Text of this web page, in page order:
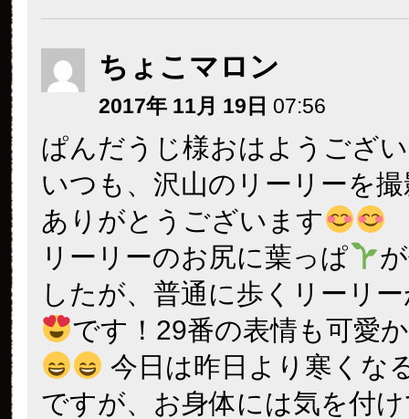
ちょこマロン
2017年 11月 19日 07:56
ぱんだうじ様おはようござ
いつも、沢山のリーリーを
ありがとうございます
リーリーのお尻に葉っぱ
したが、普通に歩くリーリ
です！29番の表情も可愛
今日は昨日より寒くな
ですが、お身体には気を付